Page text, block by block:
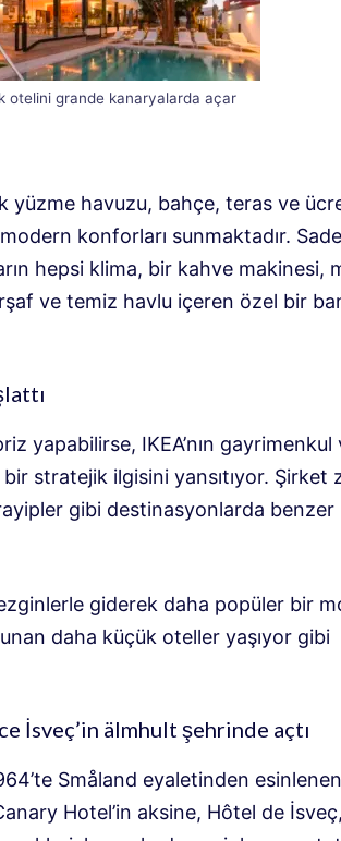
otelini grande kanaryalarda açar
yüzme havuzu, bahçe, teras ve
konforları sunmaktadır.
hepsi klima, bir kahve makinesi,
ve temiz havlu içeren özel bir
yapabilirse, IKEA’nın gayrimenkul
stratejik ilgisini yansıtıyor. Şirket
gibi destinasyonlarda benzer
giderek daha popüler bir
daha küçük oteller yaşıyor gibi
İsveç’in älmhult şehrinde açtı
Småland eyaletinden
Hotel’in aksine, Hôtel de İsveç,